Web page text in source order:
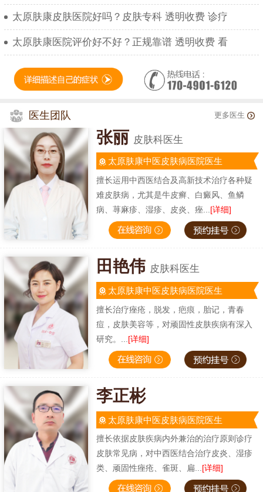
太原肤康皮肤医院好吗？皮肤专科 透明收费 诊疗
太原肤康医院评价好不好？正规靠谱 透明收费 看
医生团队 更多医生
张丽 皮肤科医生
太原肤康中医皮肤病医院医生
擅长运用中西医结合及高新技术治疗各种疑
难皮肤病，尤其是牛皮癣、白癜风、鱼鳞
病、荨麻疹、湿疹、皮炎、痤... [详细]
田艳伟 皮肤科医生
太原肤康中医皮肤病医院医生
擅长治疗痤疮，脱发，疤痕，胎记，青春
痘，皮肤美容等，对顽固性皮肤疾病有深入
研究。... [详细]
李正彬
太原肤康中医皮肤病医院医生
擅长依据皮肤疾病内外兼治的治疗原则诊疗
皮肤常见病，对中西医结合治疗皮炎、湿疹
类、顽固性痤疮、雀斑、扁...[详细]